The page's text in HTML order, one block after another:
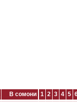
В сомони 1 2 3 4 5